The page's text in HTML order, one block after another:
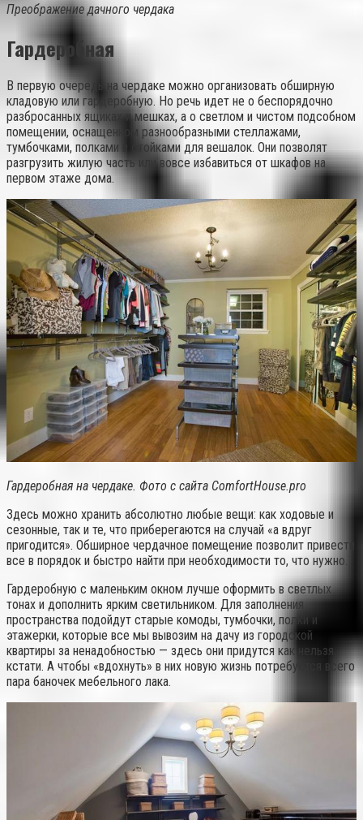
Преображение дачного чердака
Гардеробная
В первую очередь на чердаке можно организовать обширную
кладовую или гардеробную. Но речь идет не о беспорядочно
разбросанных ящиках и мешках, а о светлом и чистом подсобном
помещении, оснащенном разнообразными стеллажами,
тумбочками, полками и стойками для вешалок. Они позволят
разгрузить жилую часть или вовсе избавиться от шкафов на
первом этаже дома.
Гардеробная на чердаке. Фото с сайта ComfortHouse.pro
Здесь можно хранить абсолютно любые вещи: как ходовые и
сезонные, так и те, что приберегаются на случай «а вдруг
пригодится». Обширное чердачное помещение позволит привести
все в порядок и быстро найти при необходимости то, что нужно.
Гардеробную с маленьким окном лучше оформить в светлых
тонах и дополнить ярким светильником. Для заполнения
пространства подойдут старые комоды, тумбочки, полки и
этажерки, которые все мы вывозим на дачу из городской
квартиры за ненадобностью — здесь они придутся как нельзя
кстати. А чтобы «вдохнуть» в них новую жизнь потребуется всего
пара баночек мебельного лака.